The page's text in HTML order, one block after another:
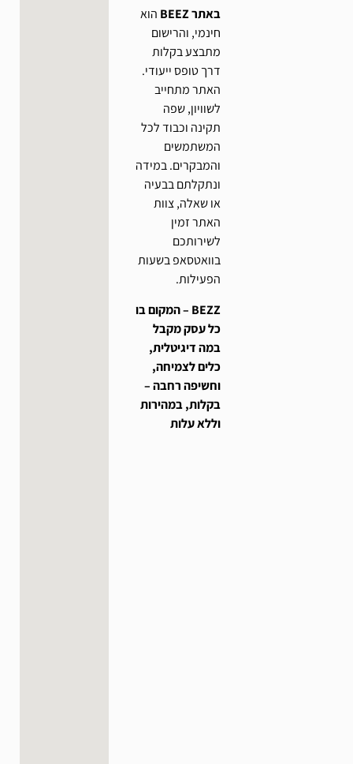
באתר BEEZ
הוא
חינמי, והרישום
מתבצע בקלות
דרך טופס ייעודי.
האתר מתחייב
לשוויון, שפה
תקינה וכבוד לכל
המשתמשים
והמבקרים. במידה
ונתקלתם בבעיה
או שאלה, צוות
האתר זמין
לשירותכם
בוואטסאפ בשעות
הפעילות.
BEZZ – המקום בו
כל עסק מקבל
במה דיגיטלית,
כלים לצמיחה,
וחשיפה רחבה –
בקלות, במהירות
וללא עלות